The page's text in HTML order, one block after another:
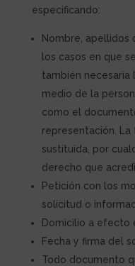
especificando:
Nombre, apellidos
los casos en que
también necesaria
medio de la
como el
representación.
sustituida, por
derecho que
Petición con los
solicitud o
Domicilio a efecto
Fecha y firma del
Todo documento